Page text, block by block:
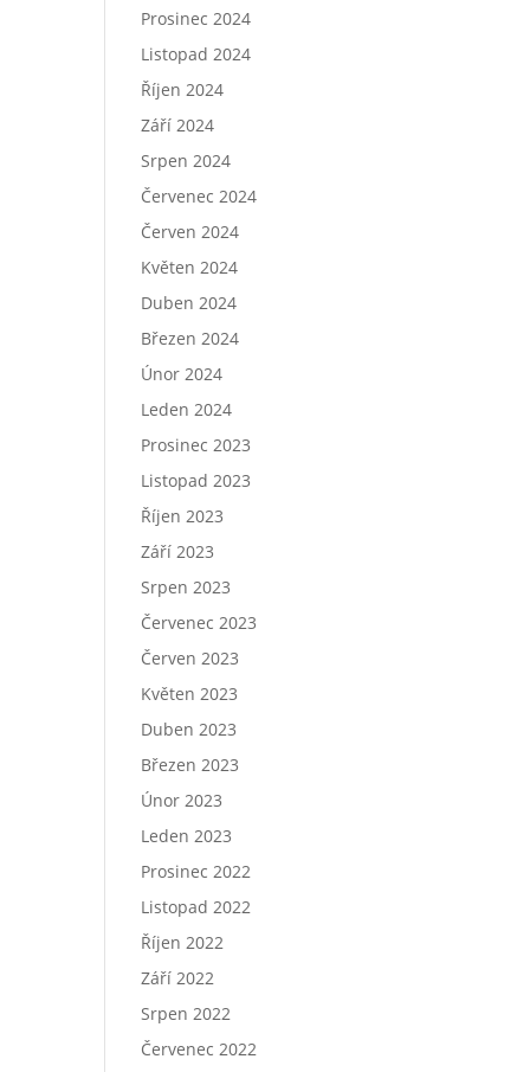
Prosinec 2024
Listopad 2024
Říjen 2024
Září 2024
Srpen 2024
Červenec 2024
Červen 2024
Květen 2024
Duben 2024
Březen 2024
Únor 2024
Leden 2024
Prosinec 2023
Listopad 2023
Říjen 2023
Září 2023
Srpen 2023
Červenec 2023
Červen 2023
Květen 2023
Duben 2023
Březen 2023
Únor 2023
Leden 2023
Prosinec 2022
Listopad 2022
Říjen 2022
Září 2022
Srpen 2022
Červenec 2022